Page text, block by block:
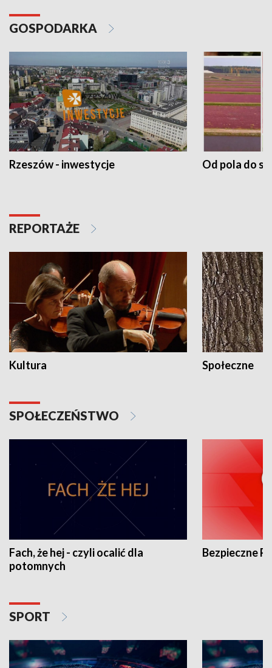
GOSPODARKA
Rzeszów - inwestycje Od pola do
REPORTAŻE
Kultura Społeczne
SPOŁECZEŃSTWO
Fach, że hej - czyli ocalić dla
potomnych
Bezpieczne
SPORT